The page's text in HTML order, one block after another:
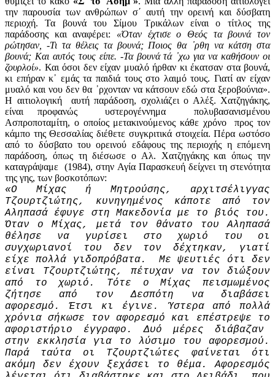
την παρουσία των ανθρώπων σ΄ αυτή την ορεινή και δύσβατη
περιοχή. Τα βουνά του Σίμου Τρικάλων είναι ο τίτλος της
παράδοσης και αναφέρει: «Όταν έχτισε ο Θεός τα βουνά τον
ρώτησαν, -Τι τα θέλεις τα βουνά; Ποιος θα ᾽ρθη να κάτση στα
βουνά; Και αυτός τους είπε. -Τα βουνά τά ᾽χω για να καθήσουν οι
ζουρλοί». Και όσοι δεν είχαν μυαλό ήρθαν κι έκατσαν στα βουνά,
κι επήραν κ᾽ εμάς τα παιδιά τους στο λαιμό τους. Γιατί αν είχαν
μυαλό και νου δεν θα ᾽ρχονταν να κάτσουν εδώ στα ξεροβούνια».
Η αιτιολογική αυτή παράδοση, σχολιάζει ο Αλέξ. Χατζηγάκης,
είναι προφανώς υστερογέννημα πολυβασανισμένου
Ασπροποταμίτη, ο οποίος μετακινούμενος κάθε χρόνο προς τον
κάμπο της Θεσσαλίας διέθετε συγκριτικά στοιχεία. Πέρα ωστόσο
από το δύσβατο του ορεινού εδάφους της περιοχής η επόμενη
παράδοση, όπως τη διέσωσε ο Αλ. Χατζηγάκης και όπως την
καταγράψαμε (1984), στην Αγία Παρασκευή δείχνει τη στενότητα
της γης, των βοσκοτόπων:
«Ο Μίχας ή Μητρούσης, αρχιτσέλιγγας
Τζουρτζιώτης, κυνηγημένος κάποτε από τον
Αληπασά έφυγε στη Μακεδονία με το βιός του.
Όταν ο Μίχας, μετά τον θάνατο του Αληπασά
θέλησε να γυρίσει στο χωριό του οι
συγχωριανοί του δεν τον δέχτηκαν, γιατί
είχε πολλά γιδοπρόβατα. Με ψευτιές ότι δεν
είναι Τζουρτζιώτης, πέτυχαν να τον διώξουν
από το χωριό. Τότε ο Μίχας πεισμωμένος
ζήτησε από τον Δεσπότη να διαβάσει
αφορεσμό. Έτσι κι έγινε. Ύστερα από πολλά
χρόνια σήκωσε τον αφορεσμό και επέστρεψε το
αφοριστήριο έγγραφο. Δυό μέρες διάβαζαν
στην εκκλησία για το λύσιμο του αφορεσμού.
Παρά ταύτα οι Τζουρτζιώτες φαίνεται ότι
ακόμη δεν έχουν ξεχάσει το θέμα. Αφορεσμός